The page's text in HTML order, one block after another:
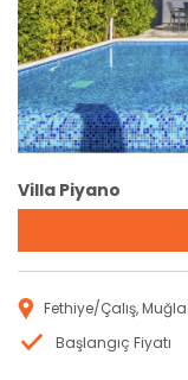
Villa Piyano
Fethiye/Çalış, Muğla
Başlangıç Fiyatı